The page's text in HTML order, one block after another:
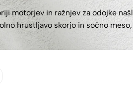
motorjev in ražnjev za odojke
hrustljavo skorjo in sočno
vtis.